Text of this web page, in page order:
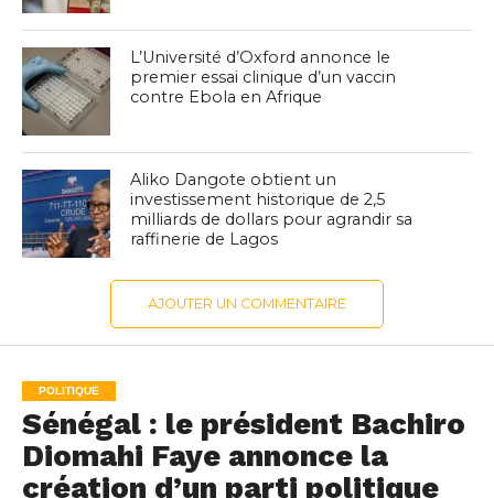
L’Université d’Oxford annonce le
premier essai clinique d’un vaccin
contre Ebola en Afrique
Aliko Dangote obtient un
investissement historique de 2,5
milliards de dollars pour agrandir sa
raffinerie de Lagos
AJOUTER UN COMMENTAIRE
POLITIQUE
Sénégal : le président Bachiro
Diomahi Faye annonce la
création d’un parti politique